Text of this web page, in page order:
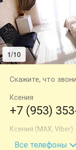
1/10
Скажите, что
Ксения
+7 (953)
Ксения (МАХ, Viber)
+7 (978)
Все телефоны